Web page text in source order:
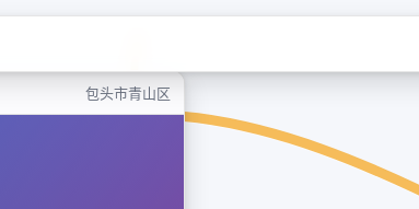
包头市青山区